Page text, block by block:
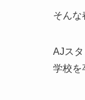
そんな
AJスタ
学校を